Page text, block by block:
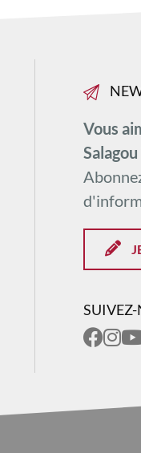
Vous
Salagou
SUIVEZ-